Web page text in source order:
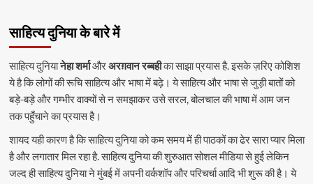
साहित्य दुनिया के बारे में
साहित्य दुनियानेहा शर्माऔरअरग़वान रब्बहीका साझा प्रयास है. इसके ज़रिए कोशिश
ये है कि लोगों की रूचि साहित्य और भाषा में बढ़े। ये साहित्य और भाषा से जुड़ी बातों को
बड़े-बड़े और गम्भीर वाक्यों से न समझाकर उसे सरल, बोलचाल की भाषा में आम जन
तक पहुँचाने का प्रयास है।
शायद यही कारण है कि साहित्य दुनिया को कम समय में ही पाठकों का ढेर सारा प्यार मिला
है और लगातार मिल रहा है. साहित्य दुनिया की शुरुआत सोशल मीडिया से हुई लेकिन
जल्द ही साहित्य दुनिया ने मुंबई में अपनी वर्कशॉप और परिचर्चा आदि भी शुरू की है। ये